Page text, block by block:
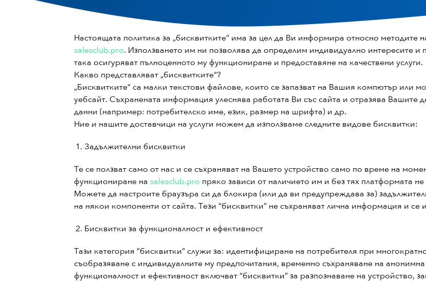
Настоящата политика за „бисквитките“ има за цел да Ви информира относно методите
salesclub.pro. Използването им ни позволява да определим индивидуално интересите и
така осигуряват пълноценното му функциониране и предоставяне на качествени услуги.
Какво представляват „бисквитките“?
„Бисквитките“ са малки текстови файлове, които се запазват на Вашия компютър или
уебсайт. Съхранената информация улеснява работата Ви със сайта и отразява Вашите
данни (например: потребителско име, език, размер на шрифта) и др.
Ние и нашите доставчици на услуги можем да използваме следните видове бисквитки:
Задължителни бисквитки
Те се ползват само от нас и се съхраняват на Вашето устройство само по време на
функциониране на salesclub.pro пряко зависи от наличието им и без тях платформата
Можете да настроите браузъра си да блокира (или да ви предупреждава за)
на някои компоненти от сайта. Тези “бисквитки” не съхраняват лична информация и се
Бисквитки за функционалност и ефективност
Тази категория “бисквитки” служи за: идентифициране на потребителя при
съобразяване с индивидуалните му предпочитания, временно съхраняване на
функционалност и ефективност включват “бисквитки” за разпознаване на устройство,